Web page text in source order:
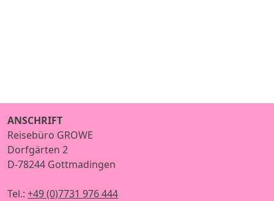
ANSCHRIFT
Reisebüro GROWE
Dorfgärten 2
D-78244 Gottmadingen
Tel.: +49 (0)7731 976 444